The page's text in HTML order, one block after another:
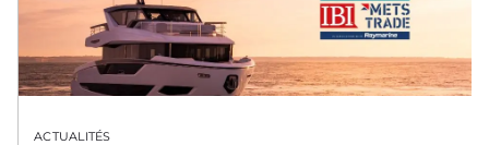
ACTUALITÉS